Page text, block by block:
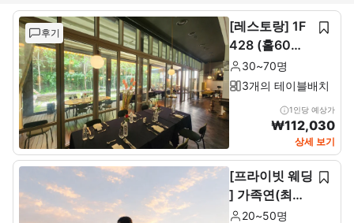
후기
[레스토랑] 1F
428 (홀60석+
룸10석)
30~70명
3개의 테이블배치
1인당 예상가
₩112,030
상세 보기
[프라이빗 웨딩
] 가족연(최소2
0~최대 50인)
20~50명